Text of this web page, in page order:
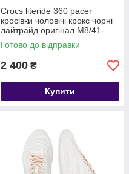
Crocs literide 360 pacer
кросівки чоловічі крокс чорні
лайтрайд оригінал М8/41-
42/27см.
Готово до відправки
2 400 ₴
Купити